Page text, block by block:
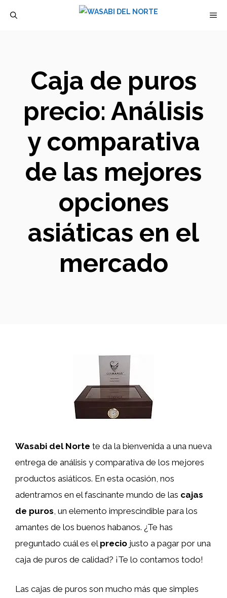
Caja de puros
precio: Análisis
y comparativa
de las mejores
opciones
asiáticas en el
mercado
Wasabi del Norte te da la bienvenida a una nueva
entrega de análisis y comparativa de los mejores
productos asiáticos. En esta ocasión, nos
adentramos en el fascinante mundo de las cajas
de puros, un elemento imprescindible para los
amantes de los buenos habanos. ¿Te has
preguntado cuál es el precio justo a pagar por una
caja de puros de calidad? ¡Te lo contamos todo!
Las cajas de puros son mucho más que simples